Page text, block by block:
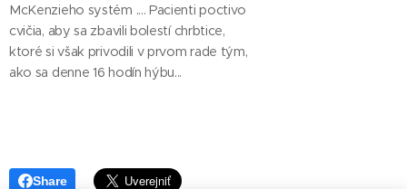
McKenzieho systém .... Pacienti poctivo
cvičia, aby sa zbavili bolestí chrbtice,
ktoré si však privodili v prvom rade tým,
ako sa denne 16 hodín hýbu...
Share